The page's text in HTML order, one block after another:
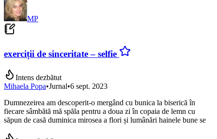
MP
exerciții de sinceritate – selfie
Intens dezbătut
Mihaela Popa•Jurnal•6 sept. 2023
Dumnezeirea am descoperit-o mergând cu bunica la biserică în
fiecare sâmbătă mă spăla pentru a doua zi în copaia de lemn cu
săpun de casă duminica mirosea a flori și lumânări hainele bune se